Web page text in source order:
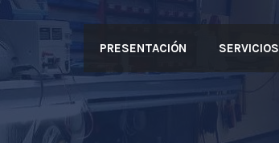
PRESENTACIÓN SERVICIOS